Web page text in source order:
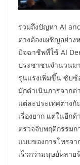
รวมถึงปัญหา AI
ต่างต้องเผชิญอย่าง
มิจฉาชีพที่ใช้ AI
ประชาชนจำนวนม
รุนแรงเพิ่มขึ้น ซับ
มักดำเนินการจาก
แต่ละประเทศต่างกั
เรื่องยาก แต่ในอีก
ตรวจจับพฤติกรรม
แบบของการโทรจ
เร็วกว่ามนุษย์หลาย